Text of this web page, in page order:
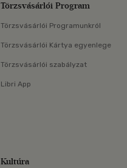
Törzsvásárlói Program
Törzsvásárlói Programunkról
Törzsvásárlói Kártya egyenlege
Törzsvásárlói szabályzat
Libri App
Kultúra